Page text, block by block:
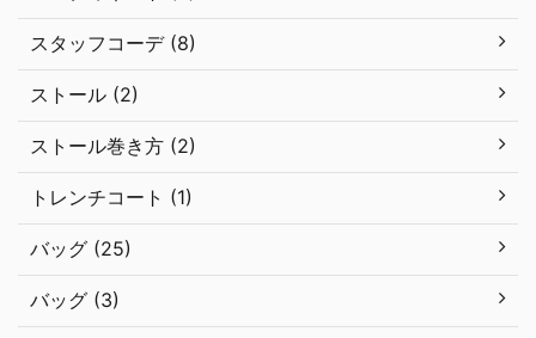
スタッフコーデ (8)
ストール (2)
ストール巻き方 (2)
トレンチコート (1)
バッグ (25)
バッグ (3)